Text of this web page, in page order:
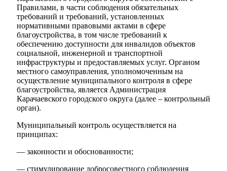
Правилами, в части соблюдения обязательных
требований и требований, установленных
нормативными правовыми актами в сфере
благоустройства, в том числе требований к
обеспечению доступности для инвалидов объектов
социальной, инженерной и транспортной
инфраструктуры и предоставляемых услуг. Органом
местного самоуправления, уполномоченным на
осуществление муниципального контроля в сфере
благоустройства, является Администрация
Карачаевского городского округа (далее – контрольный
орган).
Муниципальный контроль осуществляется на
принципах:
— законности и обоснованности;
— стимулирование добросовестного соблюдения
Дума